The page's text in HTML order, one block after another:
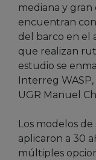
mediana y
encuentran
del barco en el
que realizan
estudio se
Interreg
UGR Manuel
Los modelos
aplicaron a 30
múltiples